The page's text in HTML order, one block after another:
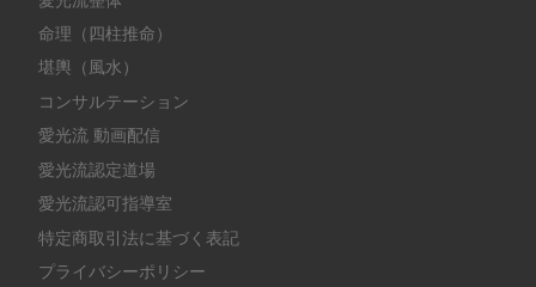
命理（四柱推命）
堪輿（風水）
コンサルテーション
愛光流 動画配信
愛光流認定道場
愛光流認可指導室
特定商取引法に基づく表記
プライバシーポリシー